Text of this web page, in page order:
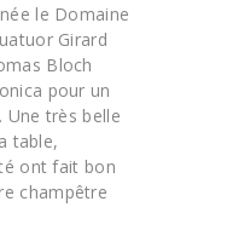
le Domaine
Girard
Bloch
pour un
Une très belle
table,
ont fait bon
champêtre